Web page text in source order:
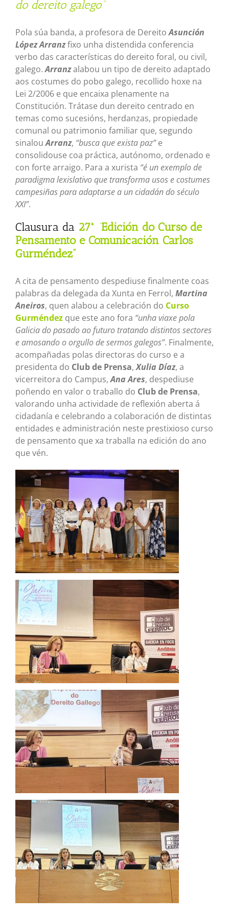
do dereito galego”
Pola súa banda, a profesora de DereitoAsunción
López Arranzfixo unha distendida conferencia
verbo das características do dereito foral, ou civil,
galego.Arranzalabou un tipo de dereito adaptado
aos costumes do pobo galego, recollido hoxe na
Lei 2/2006 e que encaixa plenamente na
Constitución. Trátase dun dereito centrado en
temas como sucesións, herdanzas, propiedade
comunal ou patrimonio familiar que, segundo
sinalouArranz, “busca que exista paz”e
consolidouse coa práctica, autónomo, ordenado e
con forte arraigo. Para a xurista “é un exemplo de
paradigma lexislativo que transforma usos e costumes
campesiñas para adaptarse a un cidadán do século
XXI”.
Clausura da 27ª “Edición do Curso de
Pensamento e Comunicación Carlos
Gurméndez”
A cita de pensamento despediuse finalmente coas
palabras da delegada da Xunta en Ferrol, Martina
Aneiros, quen alabou a celebración do Curso
Gurméndezque este ano fora “unha viaxe pola
Galicia do pasado ao futuro tratando distintos sectores
e amosando o orgullo de sermos galegos”. Finalmente,
acompañadas polas directoras do curso e a
presidenta do Club de Prensa,Xulia Díaz, a
vicerreitora do Campus,Ana Ares, despediuse
poñendo en valor o traballo do Club de Prensa,
valorando unha actividade de reflexión aberta á
cidadanía e celebrando a colaboración de distintas
entidades e administración neste prestixioso curso
de pensamento que xa traballa na edición do ano
que vén.